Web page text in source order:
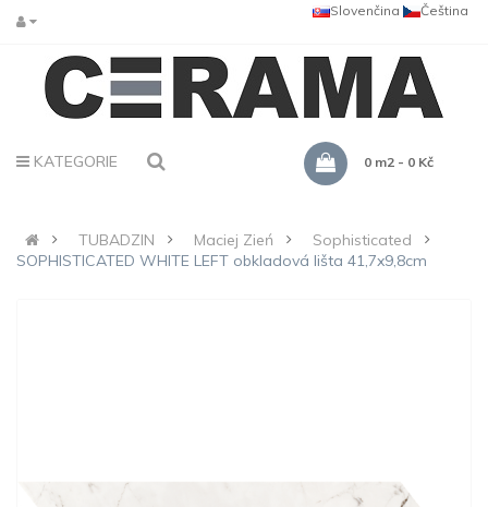
Čeština
Slovenčina
KATEGORIE 0 m2 - 0 Kč
TUBADZIN Maciej Zień
Sophisticated
SOPHISTICATED WHITE LEFT obkladová lišta 41,7x9,8cm